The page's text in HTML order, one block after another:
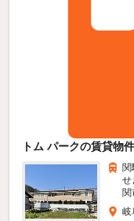
トム パークの賃貸物件
関
せ
関
岐